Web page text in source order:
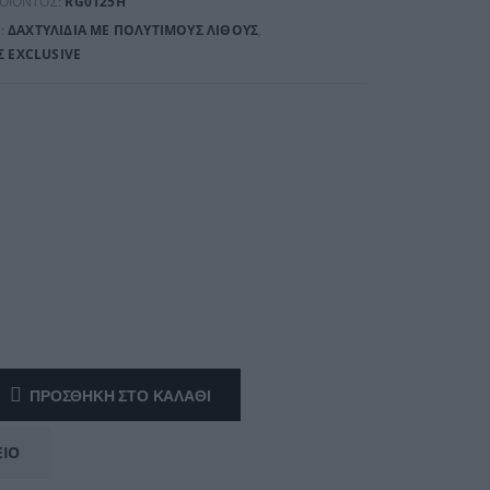
ΔΑΧΤΥΛΊΔΙΑ ΜΕ ΠΟΛΎΤΙΜΟΥΣ ΛΊΘΟΥΣ,
ΠΡΟΣΘΉΚΗ ΣΤΟ ΚΑΛΆΘΙ